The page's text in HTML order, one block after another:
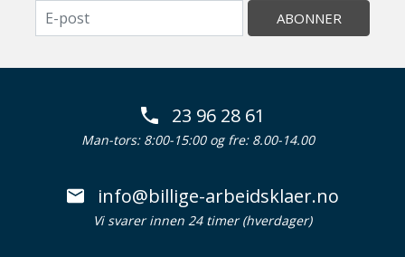
ABONNER
23 96 28 61
Man-tors: 8:00-15:00 og fre: 8.00-14.00
info@billige-arbeidsklaer.no
Vi svarer innen 24 timer (hverdager)